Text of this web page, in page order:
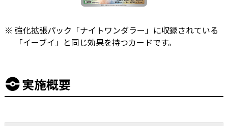
強化拡張パック「ナイトワンダラー」に収録されている
「イーブイ」と同じ効果を持つカードです。
実施概要